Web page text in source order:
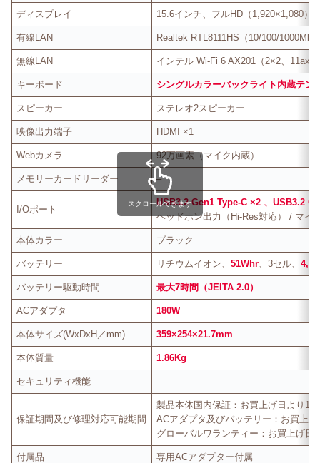
ディスプレイ 15.6インチ、フルHD（1,920×1,080）
有線LAN Realtek RTL8111HS（10/100/
無線LAN インテル Wi-Fi 6 AX201（2×2、11ax
キーボード シングルカラーバックライト内蔵テン
スピーカー ステレオ2スピーカー
映像出力端子 HDMI ×1
Webカメラ 92万画素（マイク内蔵）
メモリーカードリーダー –
I/Oポート
USB3.2 Gen1 Type-C ×2 、USB3.2
ヘッドホン出力（Hi-Res対応） / マイ
本体カラー ブラック
バッテリー リチウムイオン、51Whr 、3セル、
バッテリー駆動時間 最大7時間（JEITA 2.0）
ACアダプタ 180W
本体サイズ(WxDxH／mm) 359×254×21.7mm
本体質量 1.86Kg
セキュリティ機能 –
保証期間及び修理対応可能期間
製品本体国内保証：お買上げ日より1
ACアダプタ及びバッテリー：お買上
グローバルワランティー：お買上げ日
付属品 専用ACアダプター付属
スクロールできます